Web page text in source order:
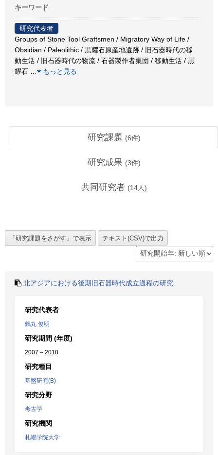
キーワード
研究代表者
Groups of Stone Tool Graftsmen / Migratory Way of Life /
Obsidian / Paleolithic / 黒耀石原産地遺跡 / 旧石器時代の移
動生活 / 旧石器時代の物流 / 石器製作者集団 / 移動生活 / 黒
耀石
もっと見る
研究課題 (6件)
研究成果 (3件)
共同研究者 (14人)
北アジアにおける後期旧石器時代成立過程の研究
研究代表者
鶴丸 俊明
研究期間 (年度)
2007 – 2010
研究種目
基盤研究(B)
研究分野
考古学
研究機関
札幌学院大学